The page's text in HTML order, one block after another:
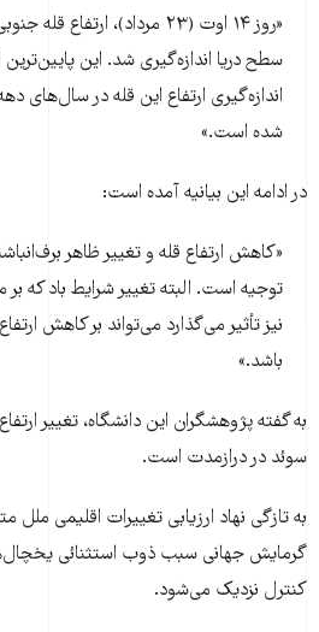
سطح دریا اندازه‌گیری شد. این
شده است.»
در ادامه این بیانیه آمده است:
«کاهش ارتفاع قله و تغییر ظاهر
توجیه است. البته تغییر شرایط باد که
نیز تأثیر می‌گذارد می‌تواند بر کاهش
باشد.»
به گفته پژوهشگران این دانشگاه، تغییر
سوئد در درازمدت است.
به تازگی نهاد ارزیابی تغییرات اقلیمی
گرمایش جهانی سبب ذوب استثنائی
کنترل نزدیک می‌شود.